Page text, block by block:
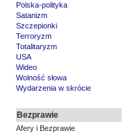
Polska-polityka
Satanizm
Szczepionki
Terroryzm
Totalitaryzm
USA
Wideo
Wolność słowa
Wydarzenia w skrócie
Bezprawie
Afery i Bezprawie